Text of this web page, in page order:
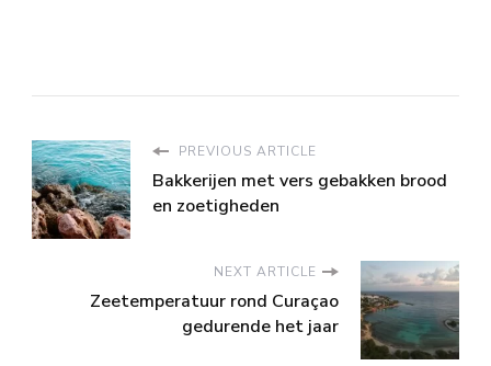
PREVIOUS ARTICLE
Bakkerijen met vers gebakken brood
en zoetigheden
NEXT ARTICLE
Zeetemperatuur rond Curaçao
gedurende het jaar